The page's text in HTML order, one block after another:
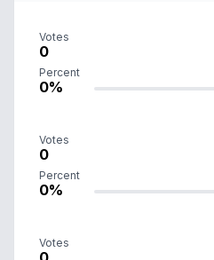
Votes
0
Percent
0%
Votes
0
Percent
0%
Votes